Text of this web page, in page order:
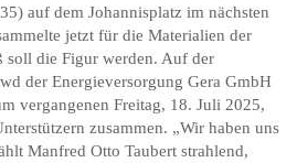
auf dem Johannisplatz im nächsten
jetzt für die Materialien der
soll die Figur werden. Auf der
der Energieversorgung Gera GmbH
vergangenen Freitag, 18. Juli 2025,
zusammen. „Wir haben uns
Manfred Otto Taubert strahlend,